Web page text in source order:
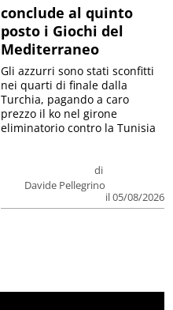
conclude al quinto
posto i Giochi del
Mediterraneo
di
Davide Pellegrino
il 05/08/2026
Gli azzurri sono stati sconfitti
nei quarti di finale dalla
Turchia, pagando a caro
prezzo il ko nel girone
eliminatorio contro la Tunisia